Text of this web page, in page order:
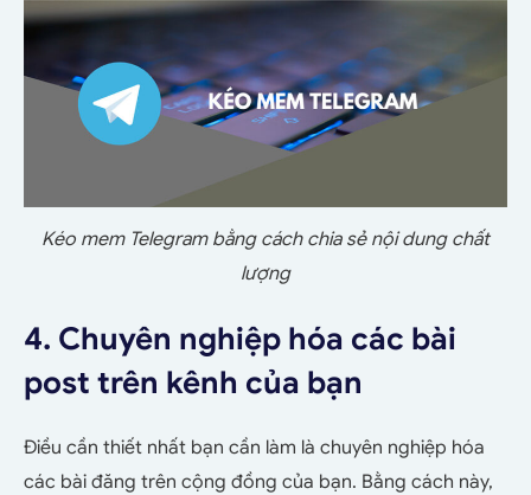
Kéo mem Telegram bằng cách chia sẻ nội dung chất
lượng
4. Chuyên nghiệp hóa các bài
post trên kênh của bạn
Điều cần thiết nhất bạn cần làm là chuyên nghiệp hóa
các bài đăng trên cộng đồng của bạn. Bằng cách này,